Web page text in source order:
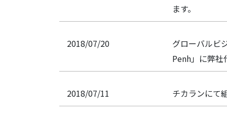
ます。
2018/07/20
グローバルビ
Penh」に弊社
2018/07/11 チカランにて